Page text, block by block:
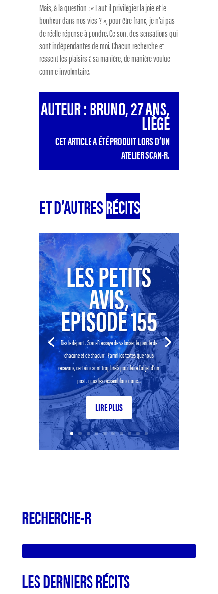
Mais, à la question : « Faut-il privilégier la joie et le
bonheur dans nos vies ? », pour être franc, je n’ai pas
de réelle réponse à pondre. Ce sont des sensations qui
sont indépendantes de moi. Chacun recherche et
ressent les plaisirs à sa manière, de manière voulue
comme involontaire.
AUTEUR : BRUNO, 27 ANS,
LIÈGE
CET ARTICLE A ÉTÉ PRODUIT LORS D’UN
ATELIER SCAN-R.
ET D’AUTRESRÉCITS
LES PETITS
AVIS,
EPISODE 155
Dès le départ, Scan-R essaye de valoriser la parole de
chacune et de chacun ! Parmi les textes que nous
recevons, certains sont trop brefs pour faire l’objet d’un
post, nous les rassemblons donc...
LIRE PLUS
RECHERCHE-R
LES DERNIERS RÉCITS